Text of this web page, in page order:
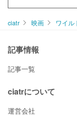
ciatr 映画 ワイル
記事情報
記事一覧
ciatrについて
運営会社